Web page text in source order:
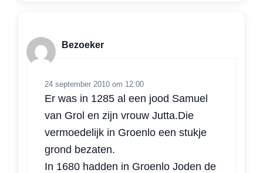
Bezoeker
24 september 2010 om 12:00
Er was in 1285 al een jood Samuel
van Grol en zijn vrouw Jutta.Die
vermoedelijk in Groenlo een stukje
grond bezaten.
In 1680 hadden in Groenlo Joden de